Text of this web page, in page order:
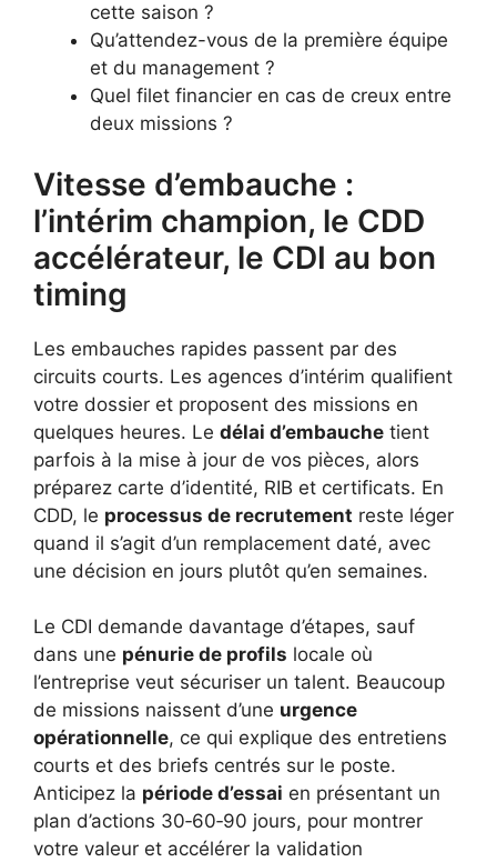
cette saison ?
Qu’attendez-vous de la première équipe
et du management ?
Quel filet financier en cas de creux entre
deux missions ?
Vitesse d’embauche :
l’intérim champion, le CDD
accélérateur, le CDI au bon
timing
Les embauches rapides passent par des
circuits courts. Les agences d’intérim qualifient
votre dossier et proposent des missions en
quelques heures. Le délai d’embauche tient
parfois à la mise à jour de vos pièces, alors
préparez carte d’identité, RIB et certificats. En
CDD, le processus de recrutement reste léger
quand il s’agit d’un remplacement daté, avec
une décision en jours plutôt qu’en semaines.
Le CDI demande davantage d’étapes, sauf
dans une pénurie de profils locale où
l’entreprise veut sécuriser un talent. Beaucoup
de missions naissent d’une urgence
opérationnelle, ce qui explique des entretiens
courts et des briefs centrés sur le poste.
Anticipez la période d’essai en présentant un
plan d’actions 30‑60‑90 jours, pour montrer
votre valeur et accélérer la validation